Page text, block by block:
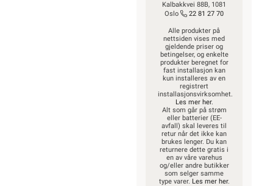
Kalbakkvei 88B, 1081
Oslo
22 81 27 70
Alle produkter på
nettsiden vises med
gjeldende priser og
betingelser, og enkelte
produkter beregnet for
fast installasjon kan
kun installeres av en
registrert
installasjonsvirksomhet.
Les mer her.
Alt som går på strøm
eller batterier (EE-
avfall) skal leveres til
retur når det ikke kan
brukes lenger. Du kan
returnere dette gratis i
en av våre varehus
og/eller andre butikker
som selger samme
type varer. Les mer her.